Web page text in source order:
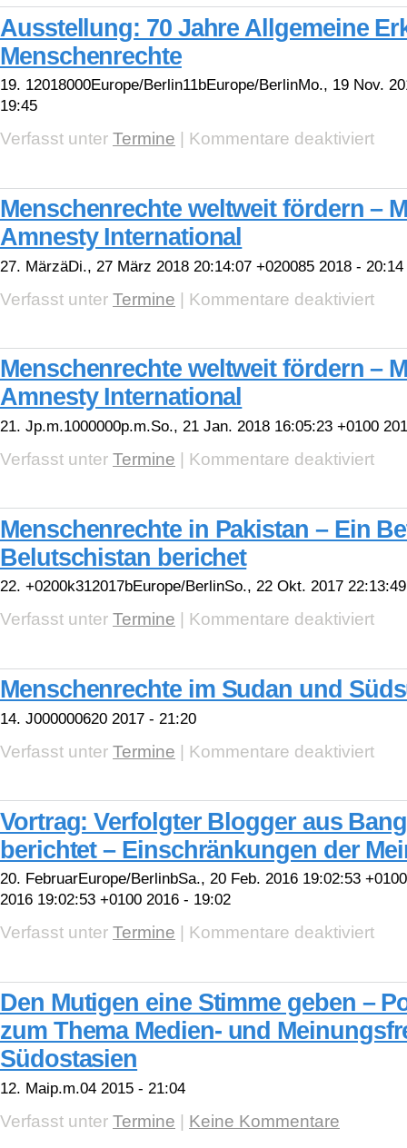
der
Ausstellung: 70 Jahre Allgemeine
Menschenrechte
19. 12018000Europe/Berlin11bEurope/BerlinMo., 19 Nov.
19:45
Verfasst unter Termine | Kommentare deaktiviertfür
der
Menschenrechte weltweit fördern –
Amnesty International
27. MärzäDi., 27 März 2018 20:14:07 +020085 2018 - 20:14
Verfasst unter Termine | Kommentare deaktiviert
–
bei
Menschenrechte weltweit fördern –
Amnesty International
21. Jp.m.1000000p.m.So., 21 Jan. 2018 16:05:23 +0100
Verfasst unter Termine | Kommentare deaktiviertfür
–
bei
Menschenrechte in Pakistan – Ein
Belutschistan berichet
22. +0200k312017bEurope/BerlinSo., 22 Okt. 2017
Verfasst unter Termine | Kommentare deaktiviertfür
–
Ein
Menschenrechte im Sudan und
14. J000000620 2017 - 21:20
Verfasst unter Termine | Kommentare deaktiviertfür
und
Vortrag: Verfolgter Blogger aus
berichtet – Einschränkungen der
20. FebruarEurope/BerlinbSa., 20 Feb. 2016 19:02:53
2016 19:02:53 +0100 2016 - 19:02
Verfasst unter Termine | Kommentare deaktiviertfür
aus
–
Den Mutigen eine Stimme geben –
zum Thema Medien- und
Südostasien
12. Maip.m.04 2015 - 21:04
Verfasst unter Termine | Keine Kommentare